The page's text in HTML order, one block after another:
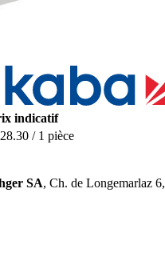
indicatif
/ 1 pièce
SA, Ch. de Longemarlaz